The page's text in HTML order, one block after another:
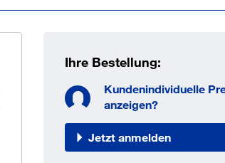
Angemeldet bleiben
Sie sind noch kein Kunde
Ihre Bestellung:
Kundenindividuelle
anzeigen?
Jetzt anmelden